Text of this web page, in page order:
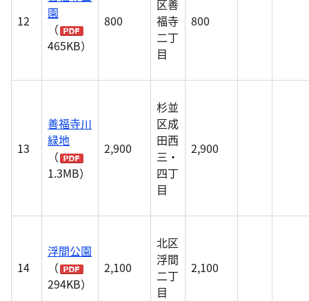
12
園
（
465KB）
800
区善
福寺
二丁
目
800
13
善福寺川
緑地
（
1.3MB）
2,900
杉並
区成
田西
三・
四丁
目
2,900
14
浮間公園
（
294KB）
2,100
北区
浮間
二丁
目
2,100